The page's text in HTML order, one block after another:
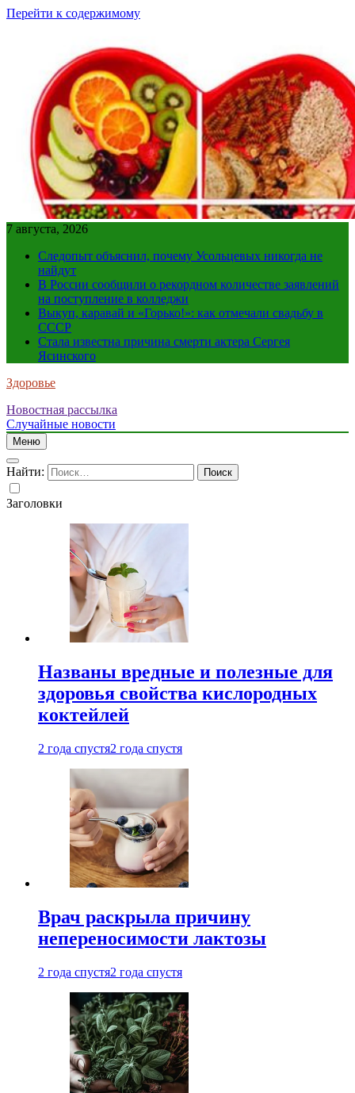
Перейти к содержимому
7 августа, 2026
Следопыт объяснил, почему Усольцевых никогда не
найдут
В России сообщили о рекордном количестве заявлений
на поступление в колледжи
Выкуп, каравай и «Горько!»: как отмечали свадьбу в
СССР
Стала известна причина смерти актера Сергея
Ясинского
Здоровье
Новостная рассылка
Случайные новости
Меню
Найти:
Заголовки
Названы вредные и полезные для
здоровья свойства кислородных
коктейлей
2 года спустя2 года спустя
Врач раскрыла причину
непереносимости лактозы
2 года спустя2 года спустя